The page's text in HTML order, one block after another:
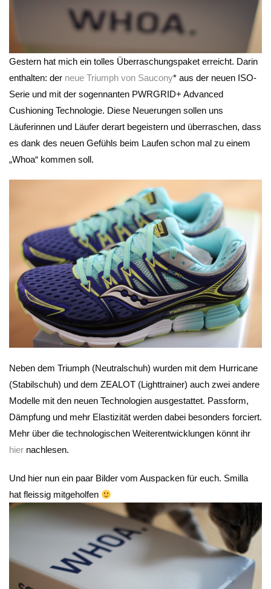
Gestern hat mich ein tolles Überraschungspaket erreicht. Darin
enthalten: der neue Triumph von Saucony* aus der neuen ISO-
Serie und mit der sogennanten PWRGRID+ Advanced
Cushioning Technologie. Diese Neuerungen sollen uns
Läuferinnen und Läufer derart begeistern und überraschen, dass
es dank des neuen Gefühls beim Laufen schon mal zu einem
„Whoa“ kommen soll.
Neben dem Triumph (Neutralschuh) wurden mit dem Hurricane
(Stabilschuh) und dem ZEALOT (Lighttrainer) auch zwei andere
Modelle mit den neuen Technologien ausgestattet. Passform,
Dämpfung und mehr Elastizität werden dabei besonders forciert.
Mehr über die technologischen Weiterentwicklungen könnt ihr
hier nachlesen.
Und hier nun ein paar Bilder vom Auspacken für euch. Smilla
hat fleissig mitgeholfen